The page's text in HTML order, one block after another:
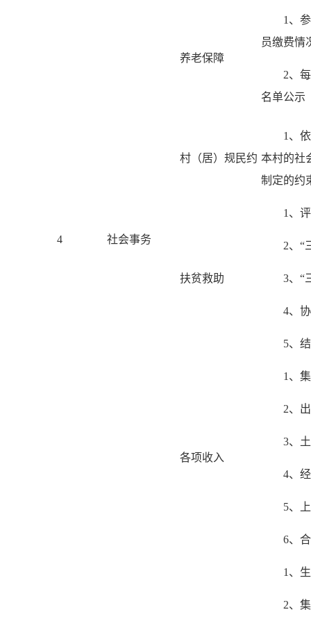
养老保障
1、
员缴费情
2、
名单公示
4 社会事务
村（居）规民约
1、
本村的社
制定的约
扶贫救助
1、
2、“
3、“
4、
5、
各项收入
1、
2、
3、
4、
5、
6、
1、
2、